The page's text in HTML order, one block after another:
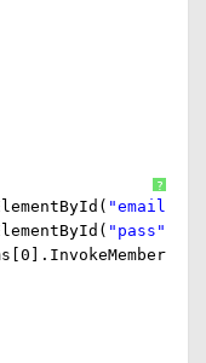
?
"email"
"pass"